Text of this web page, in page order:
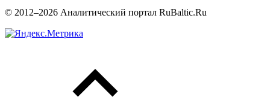
© 2012–2026 Аналитический портал RuBaltic.Ru